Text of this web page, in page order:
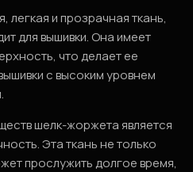
и прозрачная ткань,
для вышивки. Она имеет
что делает ее
с высоким уровнем
шелк-жоржета является
Эта ткань не только
прослужить долгое время,